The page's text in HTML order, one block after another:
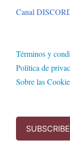
Canal
Términos y
Política de
Sobre las